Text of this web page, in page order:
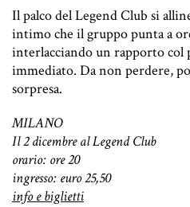
Il palco del Legend Club si
intimo che il gruppo punta a
interlacciando un rapporto col
immediato. Da non perdere,
sorpresa.
MILANO
Il 2 dicembre al Legend Club
orario: ore 20
ingresso: euro 25,50
info e biglietti